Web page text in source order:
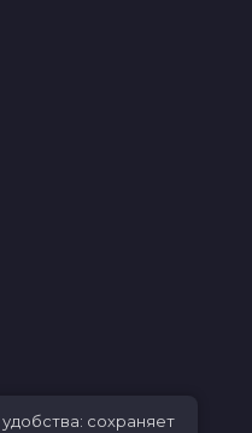
сохраняет